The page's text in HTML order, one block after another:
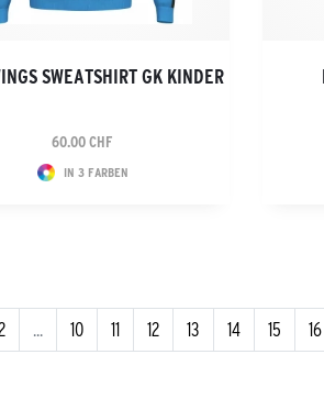
SWEATSHIRT GK KINDER
60.00 CHF
IN 3 FARBEN
... 10 11 12 13 14 15 16